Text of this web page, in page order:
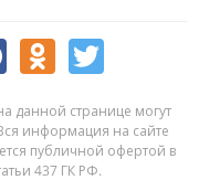
данной странице могут
информация на сайте
публичной офертой в
437 ГК РФ.